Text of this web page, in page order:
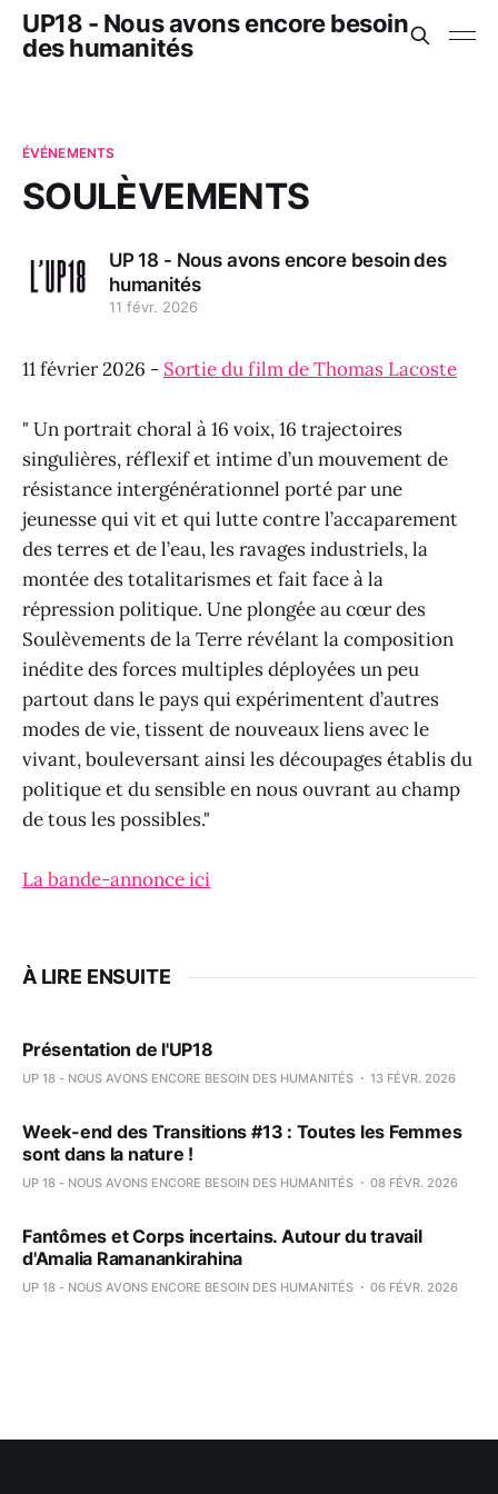
UP18 - Nous avons encore besoin
des humanités
ÉVÉNEMENTS
SOULÈVEMENTS
UP 18 - Nous avons encore besoin des
humanités
11 févr. 2026
11 février 2026 - Sortie du film de Thomas Lacoste
" Un portrait choral à 16 voix, 16 trajectoires
singulières, réflexif et intime d’un mouvement de
résistance intergénérationnel porté par une
jeunesse qui vit et qui lutte contre l’accaparement
des terres et de l’eau, les ravages industriels, la
montée des totalitarismes et fait face à la
répression politique. Une plongée au cœur des
Soulèvements de la Terre révélant la composition
inédite des forces multiples déployées un peu
partout dans le pays qui expérimentent d’autres
modes de vie, tissent de nouveaux liens avec le
vivant, bouleversant ainsi les découpages établis du
politique et du sensible en nous ouvrant au champ
de tous les possibles."
La bande-annonce ici
À LIRE ENSUITE
Présentation de l'UP18
UP 18 - NOUS AVONS ENCORE BESOIN DES HUMANITÉS 13 FÉVR. 2026
Week-end des Transitions #13 : Toutes les Femmes
sont dans la nature !
UP 18 - NOUS AVONS ENCORE BESOIN DES HUMANITÉS 08 FÉVR. 2026
Fantômes et Corps incertains. Autour du travail
d'Amalia Ramanankirahina
UP 18 - NOUS AVONS ENCORE BESOIN DES HUMANITÉS 06 FÉVR. 2026